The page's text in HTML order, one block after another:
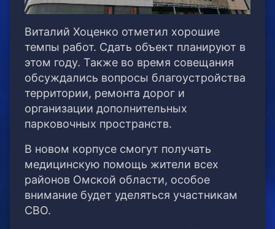
Виталий Хоценко отметил хорошие
темпы работ. Сдать объект планируют в
этом году. Также во время совещания
обсуждались вопросы благоустройства
территории, ремонта дорог и
организации дополнительных
парковочных пространств.
В новом корпусе смогут получать
медицинскую помощь жители всех
районов Омской области, особое
внимание будет уделяться участникам
СВО.